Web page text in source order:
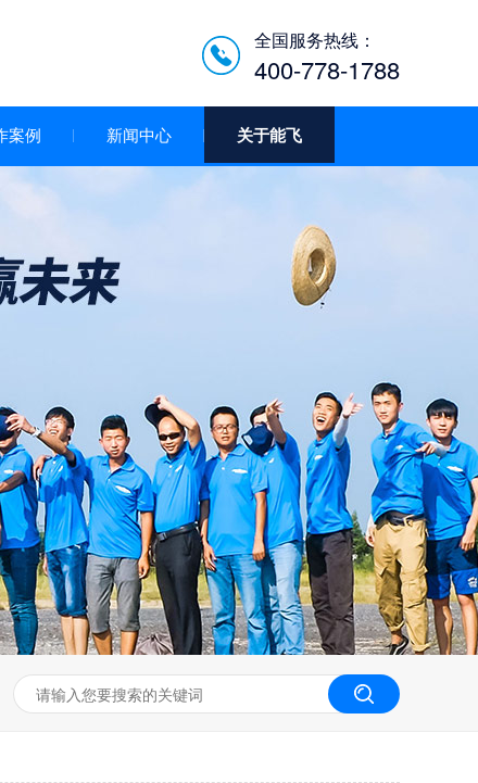
全国服务热线：
400-778-1788
低空经济智慧巡检平台/机
无人机工程创新实训
案例 新闻中心 关于能飞